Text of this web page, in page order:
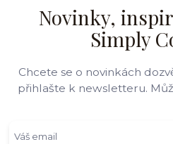
Novinky,
Simply
Chcete se o novinkách
přihlašte k newsletteru.